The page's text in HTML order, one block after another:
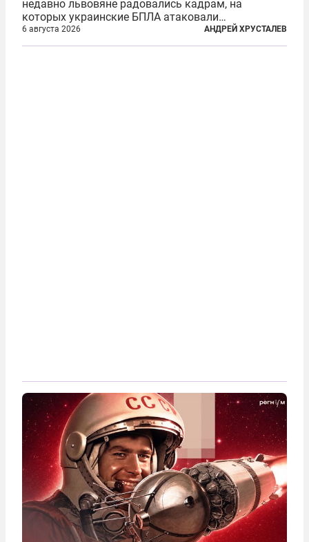
недавно львовяне радовались кадрам, на
которых украинские БПЛА атаковали
нефтеперерабатывающие предприятия России. В
скором времени оказалось, что в «эту игру можно
6 августа 2026 АНДРЕЙ ХРУСТАЛЕВ